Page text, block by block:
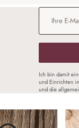
E-Mail-Adresse
Ich bin damit
und Einrichten
und die